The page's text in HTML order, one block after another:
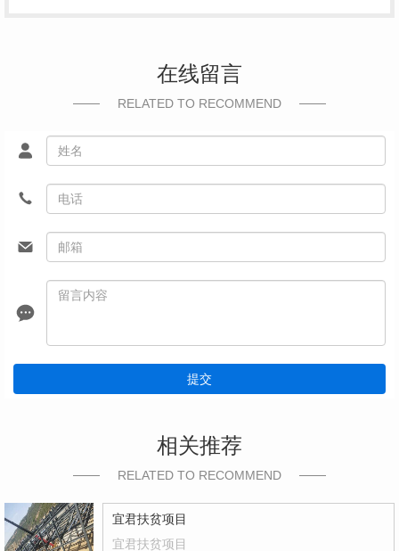
在线留言
RELATED TO RECOMMEND
提交
相关推荐
RELATED TO RECOMMEND
宜君扶贫项目
宜君扶贫项目